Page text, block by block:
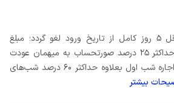
در صورتی که رزرو، حداقل 5 روز کامل از تاریخ ورود لغو گردد؛ مبلغ
صورتحساب پس از کسر حداکثر 25 درصد صورتحساب به میهمان عودت
می‌شود. در غیر اینصورت اجاره شب اول بعلاوه حداکثر 60 درصد شب‌های
بیشتر